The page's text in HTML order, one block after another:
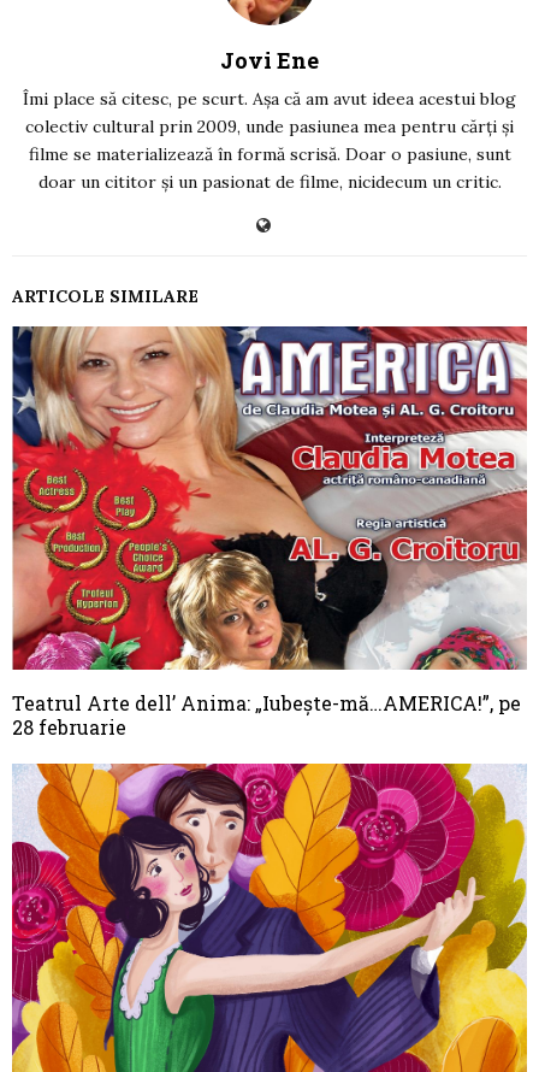
Jovi Ene
Îmi place să citesc, pe scurt. Așa că am avut ideea acestui blog
colectiv cultural prin 2009, unde pasiunea mea pentru cărți și
filme se materializează în formă scrisă. Doar o pasiune, sunt
doar un cititor și un pasionat de filme, nicidecum un critic.
ARTICOLE SIMILARE
Teatrul Arte dell’ Anima: „Iubeşte-mă…AMERICA!”, pe
28 februarie